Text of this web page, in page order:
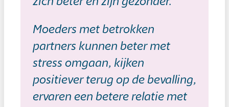
Moeders met betrokken
partners kunnen beter met
stress omgaan, kijken
positiever terug op de bevalling,
ervaren een betere relatie met